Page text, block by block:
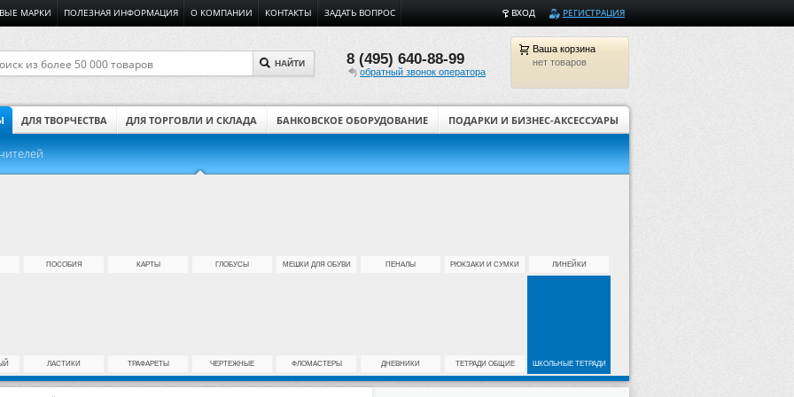
ВХОД РЕГИСТРАЦИЯ
МАРКИ ПОЛЕЗНАЯ ИНФОРМАЦИЯ О КОМПАНИИ КОНТАКТЫ ЗАДАТЬ ВОПРОС
Ваша корзина
нет товаров
8 (495) 640-88-99
обратный звонок оператора
НАЙТИ
ДЛЯ ТВОРЧЕСТВА ДЛЯ ТОРГОВЛИ И СКЛАДА БАНКОВСКОЕ ОБОРУДОВАНИЕ ПОДАРКИ И БИЗНЕС-АКСЕССУАРЫ
ПОСОБИЯ КАРТЫ ГЛОБУСЫ МЕШКИ ДЛЯ ОБУВИ ПЕНАЛЫ РЮКЗАКИ И СУМКИ ЛИНЕЙКИ
ЛАСТИКИ ТРАФАРЕТЫ ЧЕРТЕЖНЫЕ ФЛОМАСТЕРЫ ДНЕВНИКИ ТЕТРАДИ ОБЩИЕ ШКОЛЬНЫЕ ТЕТРАДИ